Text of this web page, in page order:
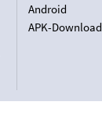
Android
APK-Download